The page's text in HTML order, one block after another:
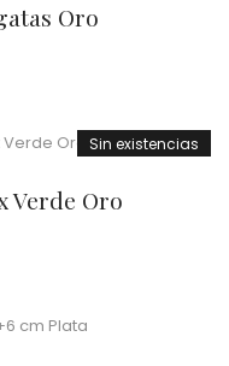
Oro
Sin existencias
Verde Oro